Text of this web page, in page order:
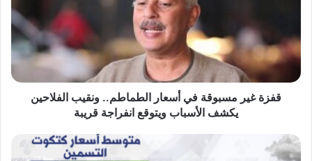
الطماطم..
ونقيب
الفلاحين
يكشف
الأسباب
قريبة
قفزة غير مسبوقة في أسعار الطماطم.. ونقيب الفلاحين
يكشف الأسباب ويتوقع انفراجة قريبة
«هواها
بيطري»:تراجع